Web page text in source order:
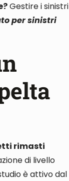
Gestire i sinistri
per sinistri
rimasti
di livello
è attivo dal